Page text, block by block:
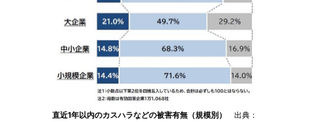
直近1年以内のカスハラなどの被害有無（規模別）
出典：